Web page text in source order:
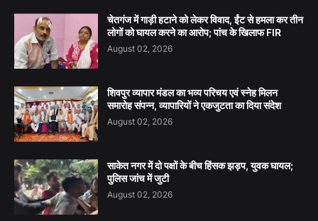
चेतगंज में गाड़ी हटाने को लेकर विवाद, ईंट से हमला कर तीन
लोगों को घायल करने का आरोप; पांच के खिलाफ FIR
August 02, 2026
शिवपुर व्यापार मंडल का भव्य परिचय एवं स्नेह मिलन
समारोह संपन्न, व्यापारियों ने एकजुटता का दिया संदेश
August 02, 2026
साकेत नगर में दो पक्षों के बीच हिंसक झड़प, युवक घायल;
पुलिस जांच में जुटी
August 02, 2026